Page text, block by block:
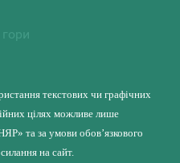
текстових чи графічних
цілях можливе лише
та за умови обов’язкового
на сайт.